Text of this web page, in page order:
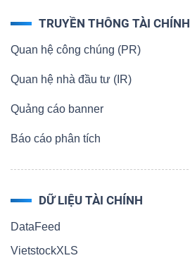
TRUYỀN THÔNG TÀI CHÍNH
Quan hệ công chúng (PR)
Quan hệ nhà đầu tư (IR)
Quảng cáo banner
Báo cáo phân tích
DỮ LIỆU TÀI CHÍNH
DataFeed
VietstockXLS